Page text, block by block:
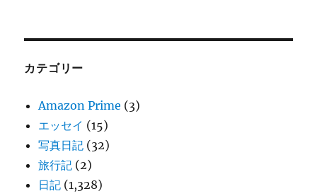
カテゴリー
Amazon Prime (3)
エッセイ (15)
写真日記 (32)
旅行記 (2)
日記 (1,328)